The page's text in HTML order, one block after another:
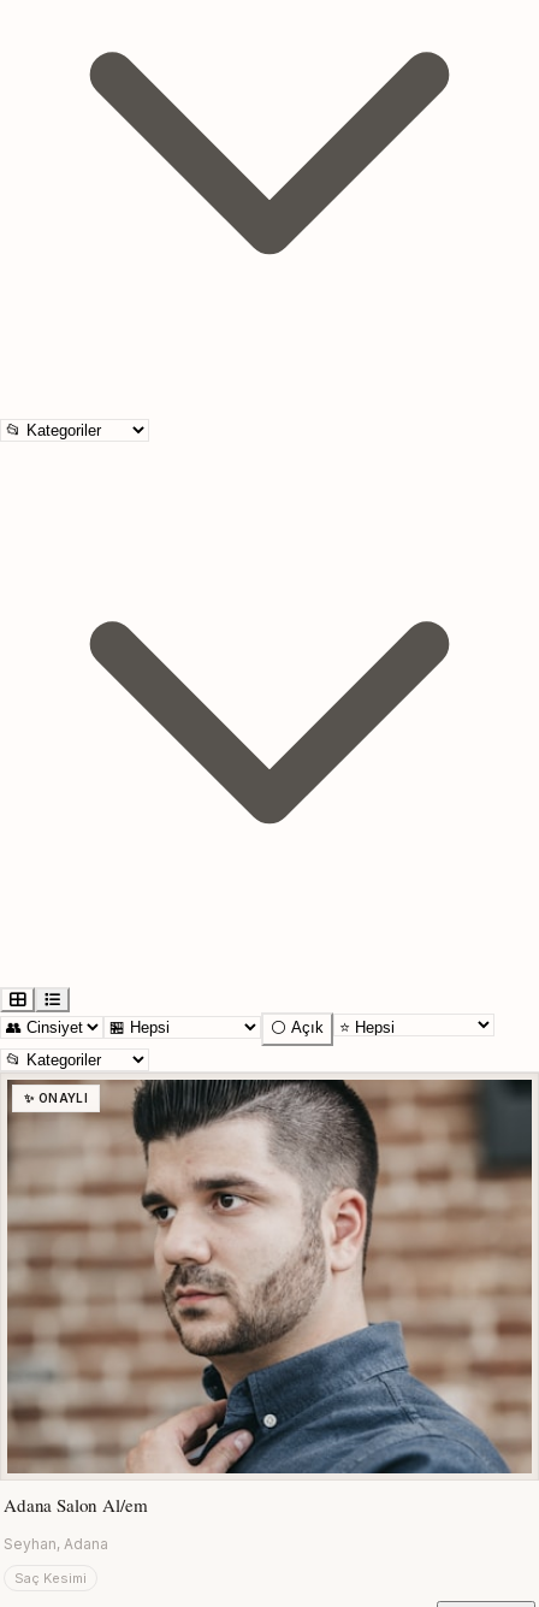
⚪ Açık
✨ ONAYLI
Adana Salon Al/em
Seyhan, Adana
Saç Kesimi